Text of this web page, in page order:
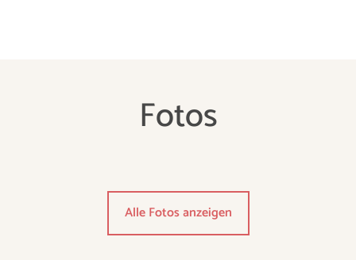
Fotos
Alle Fotos anzeigen